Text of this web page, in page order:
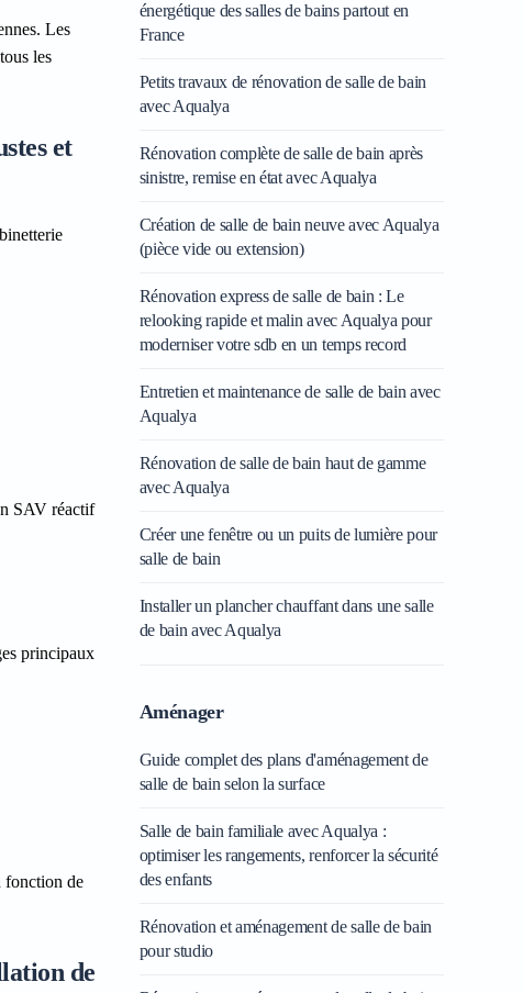
Les
les
et
SAV réactif
principaux
fonction de
de
énergétique des salles de bains partout en
France
Petits travaux de rénovation de salle de bain
avec Aqualya
Rénovation complète de salle de bain après
sinistre, remise en état avec Aqualya
Création de salle de bain neuve avec Aqualya
(pièce vide ou extension)
Rénovation express de salle de bain : Le
relooking rapide et malin avec Aqualya pour
moderniser votre sdb en un temps record
Entretien et maintenance de salle de bain avec
Aqualya
Rénovation de salle de bain haut de gamme
avec Aqualya
Créer une fenêtre ou un puits de lumière pour
salle de bain
Installer un plancher chauffant dans une salle
de bain avec Aqualya
Aménager
Guide complet des plans d'aménagement de
salle de bain selon la surface
Salle de bain familiale avec Aqualya :
optimiser les rangements, renforcer la sécurité
des enfants
Rénovation et aménagement de salle de bain
pour studio